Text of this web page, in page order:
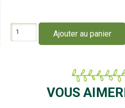
Ajouter au panier
VOUS